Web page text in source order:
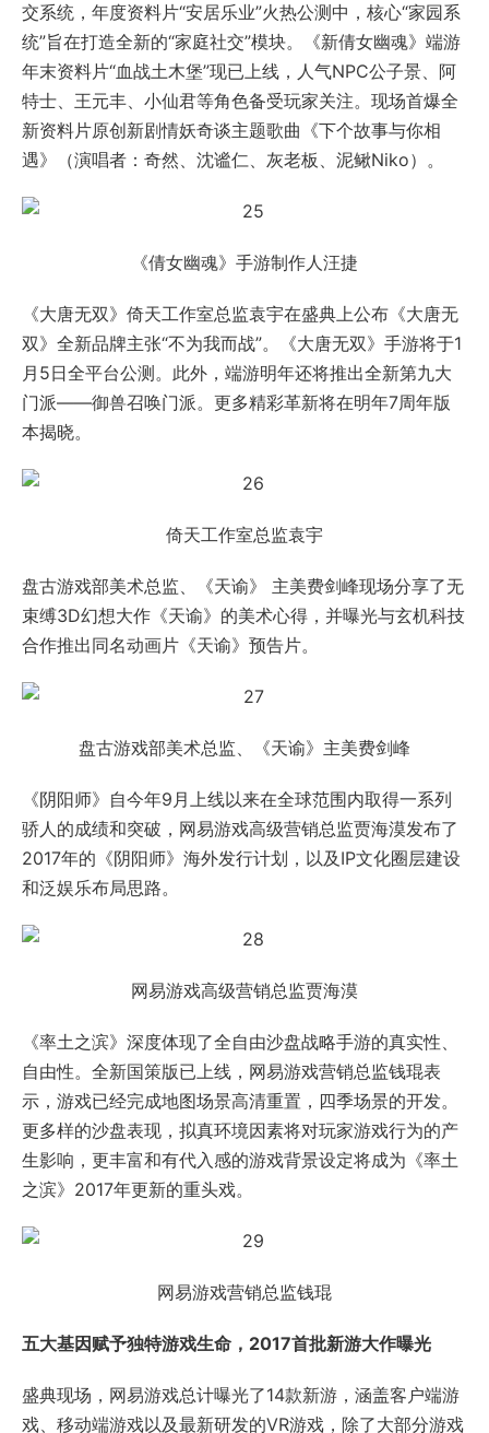
交系统，年度资料片“安居乐业”火热公测中，核心“家园系
统”旨在打造全新的“家庭社交”模块。《新倩女幽魂》端游
年末资料片“血战土木堡”现已上线，人气NPC公子景、阿
特士、王元丰、小仙君等角色备受玩家关注。现场首爆全
新资料片原创新剧情妖奇谈主题歌曲《下个故事与你相
遇》（演唱者：奇然、沈谧仁、灰老板、泥鳅Niko）。
《倩女幽魂》手游制作人汪捷
《大唐无双》倚天工作室总监袁宇在盛典上公布《大唐无
双》全新品牌主张“不为我而战”。《大唐无双》手游将于1
月5日全平台公测。此外，端游明年还将推出全新第九大
门派——御兽召唤门派。更多精彩革新将在明年7周年版
本揭晓。
倚天工作室总监袁宇
盘古游戏部美术总监、《天谕》 主美费剑峰现场分享了无
束缚3D幻想大作《天谕》的美术心得，并曝光与玄机科技
合作推出同名动画片《天谕》预告片。
盘古游戏部美术总监、《天谕》主美费剑峰
《阴阳师》自今年9月上线以来在全球范围内取得一系列
骄人的成绩和突破，网易游戏高级营销总监贾海漠发布了
2017年的《阴阳师》海外发行计划，以及IP文化圈层建设
和泛娱乐布局思路。
网易游戏高级营销总监贾海漠
《率土之滨》深度体现了全自由沙盘战略手游的真实性、
自由性。全新国策版已上线，网易游戏营销总监钱琨表
示，游戏已经完成地图场景高清重置，四季场景的开发。
更多样的沙盘表现，拟真环境因素将对玩家游戏行为的产
生影响，更丰富和有代入感的游戏背景设定将成为《率土
之滨》2017年更新的重头戏。
网易游戏营销总监钱琨
五大基因赋予独特游戏生命，2017首批新游大作曝光
盛典现场，网易游戏总计曝光了14款新游，涵盖客户端游
戏、移动端游戏以及最新研发的VR游戏，除了大部分游戏